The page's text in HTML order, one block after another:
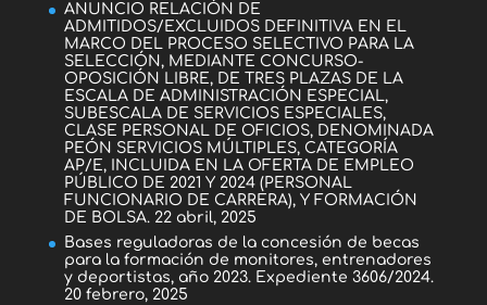
ANUNCIO RELACIÓN DE
ADMITIDOS/EXCLUIDOS DEFINITIVA EN EL
MARCO DEL PROCESO SELECTIVO PARA LA
SELECCIÓN, MEDIANTE CONCURSO-
OPOSICIÓN LIBRE, DE TRES PLAZAS DE LA
ESCALA DE ADMINISTRACIÓN ESPECIAL,
SUBESCALA DE SERVICIOS ESPECIALES,
CLASE PERSONAL DE OFICIOS, DENOMINADA
PEÓN SERVICIOS MÚLTIPLES, CATEGORÍA
AP/E, INCLUIDA EN LA OFERTA DE EMPLEO
PÚBLICO DE 2021 Y 2024 (PERSONAL
FUNCIONARIO DE CARRERA), Y FORMACIÓN
DE BOLSA. 22 abril, 2025
Bases reguladoras de la concesión de becas
para la formación de monitores, entrenadores
y deportistas, año 2023. Expediente 3606/2024.
20 febrero, 2025